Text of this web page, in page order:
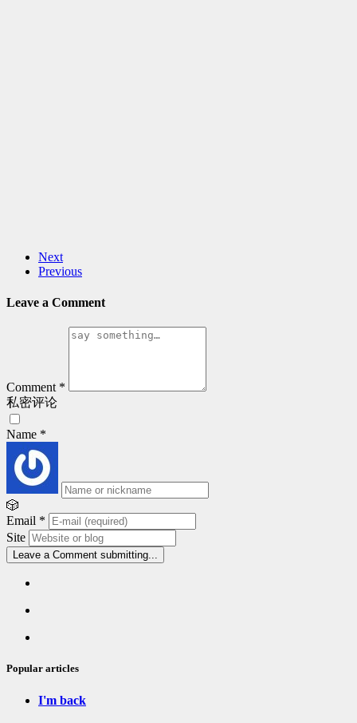
Next
Previous
Leave a Comment
Comment *
私密评论
Name *
🎲
Email *
Site
Leave a Comment submitting...
Popular articles
I'm back